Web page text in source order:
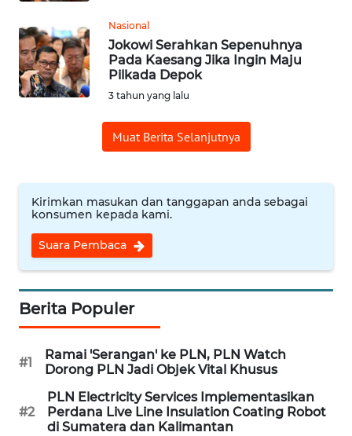
Nasional
Jokowi Serahkan Sepenuhnya
Pada Kaesang Jika Ingin Maju
Pilkada Depok
3 tahun yang lalu
Muat Berita Selanjutnya
Kirimkan masukan dan tanggapan anda sebagai
konsumen kepada kami.
Suara Pembaca
Berita Populer
#1
Ramai 'Serangan' ke PLN, PLN Watch
Dorong PLN Jadi Objek Vital Khusus
#2
PLN Electricity Services Implementasikan
Perdana Live Line Insulation Coating Robot
di Sumatera dan Kalimantan
WN
SUMEDANG
WN
WN
TANGERANG
BINJAI
CIREBON
WN
INDRAMAYU